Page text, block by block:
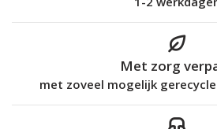
Met zorg
met zoveel mogelijk